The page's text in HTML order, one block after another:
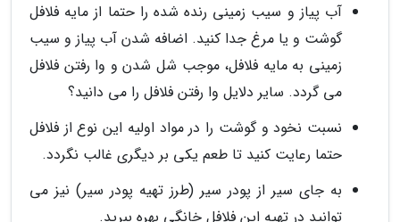
آب پیاز و سیب زمینی رنده شده را حتما از مایه فلافل
گوشت و یا مرغ جدا کنید. اضافه شدن آب پیاز و سیب
زمینی به مایه فلافل، موجب شل شدن و وا رفتن فلافل
می گردد. سایر دلایل وا رفتن فلافل را می دانید؟
نسبت نخود و گوشت را در مواد اولیه این نوع از فلافل
حتما رعایت کنید تا طعم یکی بر دیگری غالب نگردد.
به جای سیر از پودر سیر (طرز تهیه پودر سیر) نیز می
توانید در تهیه این فلافل خانگی بهره ببرید.